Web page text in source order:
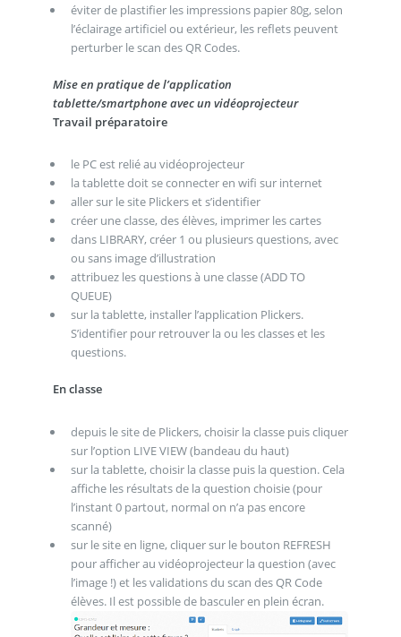
éviter de plastifier les impressions papier 80g, selon
l’éclairage artificiel ou extérieur, les reflets peuvent
perturber le scan des QR Codes.
Mise en pratique de l’application
tablette/smartphone avec un vidéoprojecteur
Travail préparatoire
le PC est relié au vidéoprojecteur
la tablette doit se connecter en wifi sur internet
aller sur le site Plickers et s’identifier
créer une classe, des élèves, imprimer les cartes
dans LIBRARY, créer 1 ou plusieurs questions, avec
ou sans image d’illustration
attribuez les questions à une classe (ADD TO
QUEUE)
sur la tablette, installer l’application Plickers.
S’identifier pour retrouver la ou les classes et les
questions.
En classe
depuis le site de Plickers, choisir la classe puis cliquer
sur l’option LIVE VIEW (bandeau du haut)
sur la tablette, choisir la classe puis la question. Cela
affiche les résultats de la question choisie (pour
l’instant 0 partout, normal on n’a pas encore
scanné)
sur le site en ligne, cliquer sur le bouton REFRESH
pour afficher au vidéoprojecteur la question (avec
l’image !) et les validations du scan des QR Code
élèves. Il est possible de basculer en plein écran.